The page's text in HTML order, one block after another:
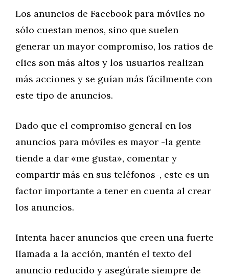
Los anuncios de Facebook para móviles no
sólo cuestan menos, sino que suelen
generar un mayor compromiso, los ratios de
clics son más altos y los usuarios realizan
más acciones y se guían más fácilmente con
este tipo de anuncios.
Dado que el compromiso general en los
anuncios para móviles es mayor -la gente
tiende a dar «me gusta», comentar y
compartir más en sus teléfonos-, este es un
factor importante a tener en cuenta al crear
los anuncios.
Intenta hacer anuncios que creen una fuerte
llamada a la acción, mantén el texto del
anuncio reducido y asegúrate siempre de